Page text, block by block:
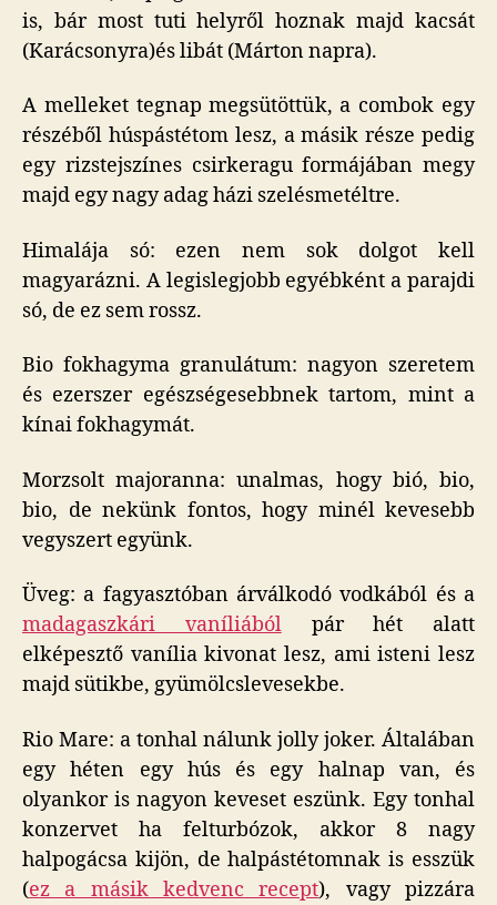
is, bár most tuti helyről hoznak majd kacsát
(Karácsonyra)és libát (Márton napra).
A melleket tegnap megsütöttük, a combok egy
részéből húspástétom lesz, a másik része pedig
egy rizstejszínes csirkeragu formájában megy
majd egy nagy adag házi szelésmetéltre.
Himalája só: ezen nem sok dolgot kell
magyarázni. A legislegjobb egyébként a parajdi
só, de ez sem rossz.
Bio fokhagyma granulátum: nagyon szeretem
és ezerszer egészségesebbnek tartom, mint a
kínai fokhagymát.
Morzsolt majoranna: unalmas, hogy bió, bio,
bio, de nekünk fontos, hogy minél kevesebb
vegyszert együnk.
Üveg: a fagyasztóban árválkodó vodkából és a
madagaszkári vaníliábólpár hét alatt
elképesztő vanília kivonat lesz, ami isteni lesz
majd sütikbe, gyümölcslevesekbe.
Rio Mare: a tonhal nálunk jolly joker. Általában
egy héten egy hús és egy halnap van, és
olyankor is nagyon keveset eszünk. Egy tonhal
konzervet ha felturbózok, akkor 8 nagy
halpogácsa kijön, de halpástétomnak is esszük
(ez a másik kedvenc recept), vagy pizzára